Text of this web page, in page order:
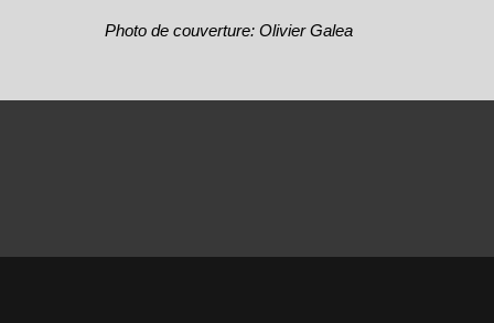
Photo de couverture: Olivier Galea